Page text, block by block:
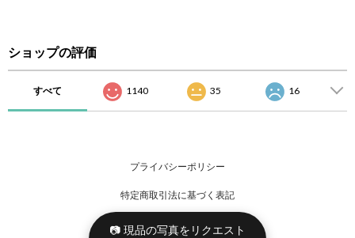
ショップの評価
すべて 1140 35 16
プライバシーポリシー
特定商取引法に基づく表記
📷 現品の写真をリクエスト